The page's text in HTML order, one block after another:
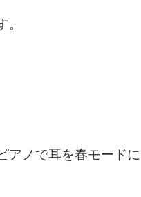
アノで耳を春モードに